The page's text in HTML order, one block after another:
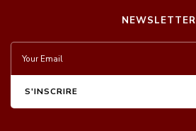
NEWSLETTER